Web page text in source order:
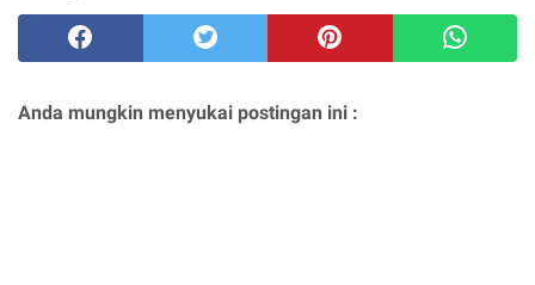
Anda mungkin menyukai postingan ini :